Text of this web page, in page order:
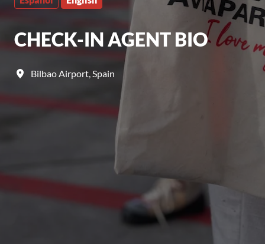
CHECK-IN AGENT BIO
Bilbao Airport Spain